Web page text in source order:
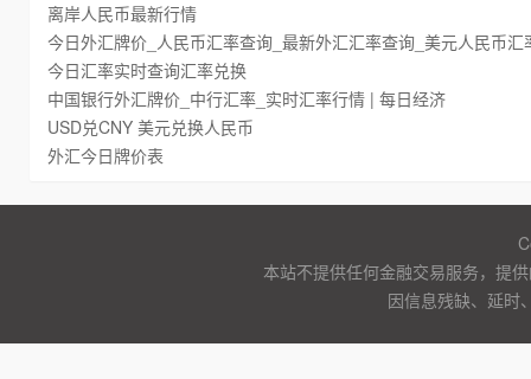
离岸人民币最新行情
今日外汇牌价_人民币汇率查询_最新外汇汇率查询_美元人民币汇
今日汇率实时查询汇率兑换
中国银行外汇牌价_中行汇率_实时汇率行情 | 每日经济
USD兑CNY 美元兑换人民币
外汇今日牌价表
本站不提供任何金融交易服务，提
因信息残缺、延时